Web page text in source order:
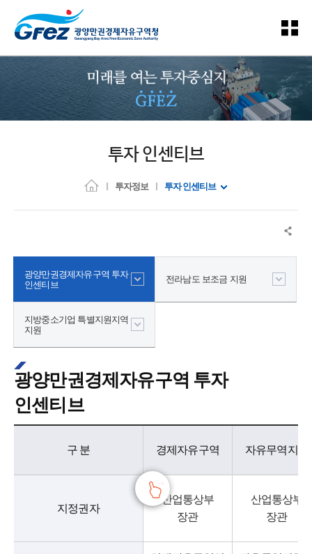
투자 인센티브
투자정보 투자 인센티브
광양만권경제자유구역 투자
인센티브
전라남도 보조금 지원
지방중소기업 특별지원지역
지원
광양만권경제자유구역 투자
인센티브
광양만권경제자유구역 투자 인센티브 - 구분, 경제자유구역, 자유무역지역, 외국인투자지역(단지형) 정보제공
구 분
경제자유구역 자유무역지역
지정권자
산업통상부
장관
산업통상부
장관